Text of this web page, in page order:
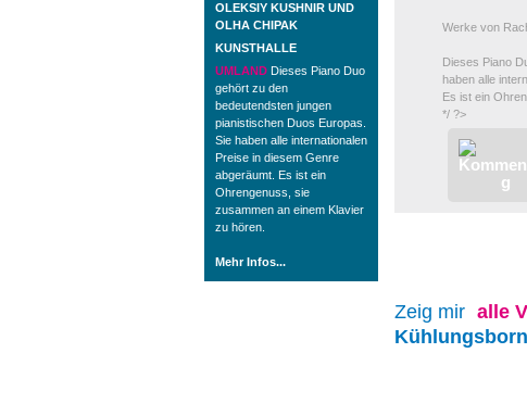
OLEKSIY KUSHNIR UND
OLHA CHIPAK
KUNSTHALLE
UMLAND Dieses Piano Duo
gehört zu den
bedeutendsten jungen
pianistischen Duos Europas.
Sie haben alle internationalen
Preise in diesem Genre
abgeräumt. Es ist ein
Ohrengenuss, sie
zusammen an einem Klavier
zu hören.
Mehr Infos...
Werke von
Dieses Piano
haben alle
Es ist ein
*/ ?>
Zeig mir alle
Kühlungsborn